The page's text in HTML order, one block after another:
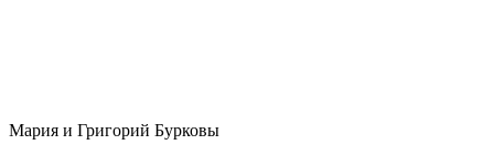
Мария и Григорий Бурковы